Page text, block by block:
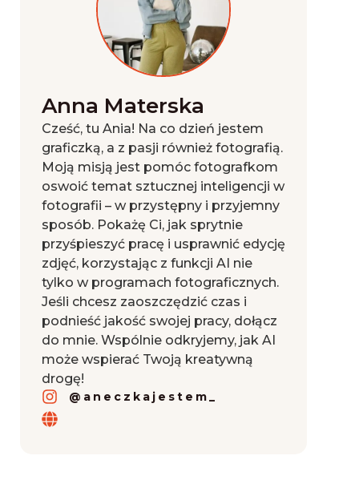
Anna Materska
Cześć, tu Ania! Na co dzień jestem
graficzką, a z pasji również fotografią.
Moją misją jest pomóc fotografkom
oswoić temat sztucznej inteligencji w
fotografii – w przystępny i przyjemny
sposób. Pokażę Ci, jak sprytnie
przyśpieszyć pracę i usprawnić edycję
zdjęć, korzystając z funkcji AI nie
tylko w programach fotograficznych.
Jeśli chcesz zaoszczędzić czas i
podnieść jakość swojej pracy, dołącz
do mnie. Wspólnie odkryjemy, jak AI
może wspierać Twoją kreatywną
drogę!
@aneczkajestem_